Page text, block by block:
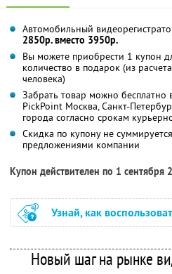
Автомобильный
2850р. вместо 3950р.
Вы можете приобрести 1 купон
количество в подарок (из
человека)
Забрать товар можно бесплатно
PickPoint Москва, Санкт-
города согласно срокам
Скидка по купону не
предложениями компании
Купон действителен по 1 сентября
Узнай, как
Новый шаг на рынке